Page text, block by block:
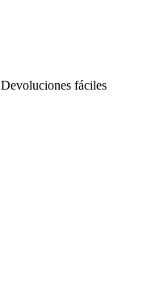
Devoluciones fáciles